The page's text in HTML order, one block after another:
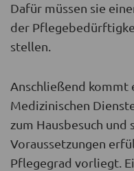
Dafür müssen sie
der
stellen.
Anschließend kommt
Medizinischen
zum Hausbesuch
Voraussetzungen
Pflegegrad vorliegt.